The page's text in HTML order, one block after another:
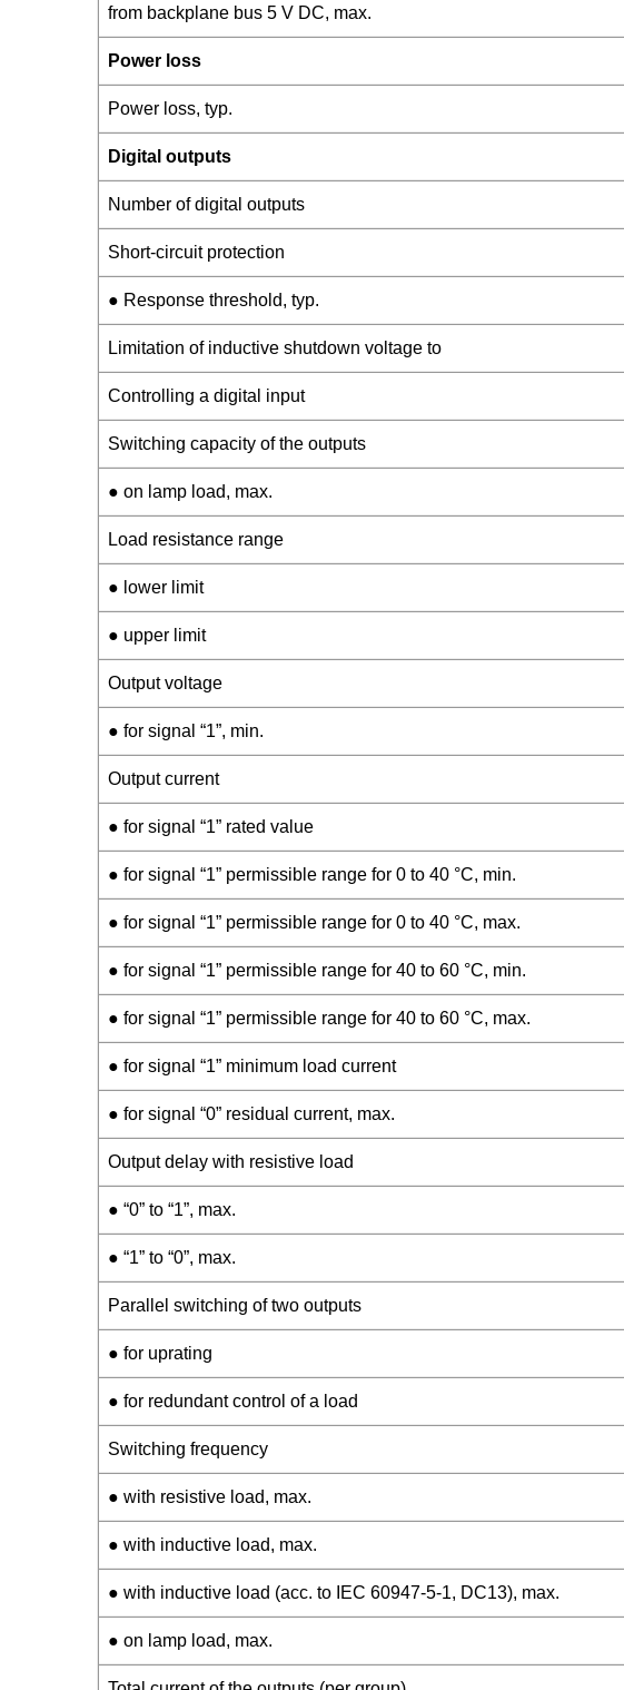
from backplane bus 5 V DC, max.
Power loss
Power loss, typ.
Digital outputs
Number of digital outputs
Short-circuit protection
● Response threshold, typ.
Limitation of inductive shutdown voltage to
Controlling a digital input
Switching capacity of the outputs
● on lamp load, max.
Load resistance range
● lower limit
● upper limit
Output voltage
● for signal “1”, min.
Output current
● for signal “1” rated value
● for signal “1” permissible range for 0 to 40 °C, min.
● for signal “1” permissible range for 0 to 40 °C, max.
● for signal “1” permissible range for 40 to 60 °C, min.
● for signal “1” permissible range for 40 to 60 °C, max.
● for signal “1” minimum load current
● for signal “0” residual current, max.
Output delay with resistive load
● “0” to “1”, max.
● “1” to “0”, max.
Parallel switching of two outputs
● for uprating
● for redundant control of a load
Switching frequency
● with resistive load, max.
● with inductive load, max.
● with inductive load (acc. to IEC 60947-5-1, DC13), max.
● on lamp load, max.